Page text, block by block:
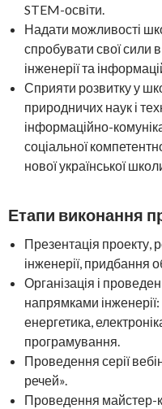
STEM-освіти.
Надати можливості
спробувати свої сили
інженерії та
Сприяти розвитку у
природничих наук і
інформаційно-
соціальної
нової української
Етапи виконання
Презентація проекту,
інженерії, придбання
Організація і
напрямками інженерії:
енергетика,
програмування.
Проведення серії
речей».
Проведення майстер-